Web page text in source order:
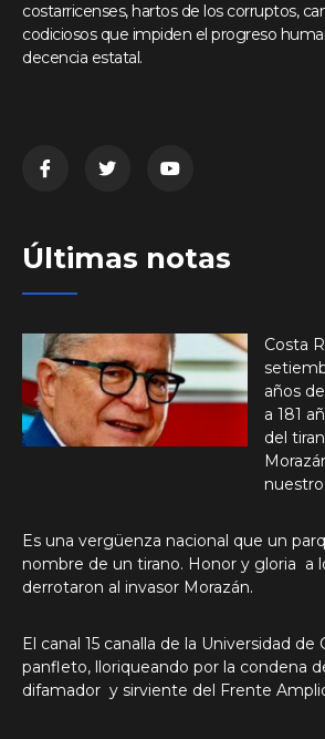
costarricenses, hartos de los corruptos,
codiciosos que impiden el progreso
decencia estatal.
Últimas notas
Costa
años
a 181
del
Es una vergüenza nacional que un
nombre de un tirano. Honor y gloria a
derrotaron al invasor Morazán.
El canal 15 canalla de la Universidad de
panfleto, lloriqueando por la condena
difamador y sirviente del Frente